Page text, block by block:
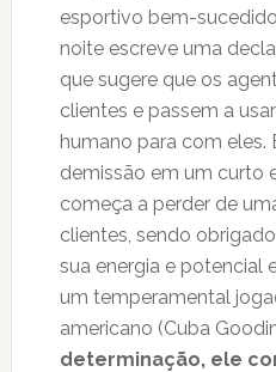
esportivo bem-
noite escreve uma
que sugere que os
clientes e passem a
humano para com
demissão em um curto
começa a perder de
clientes, sendo
sua energia e potencial
um temperamental
americano (Cuba
determinação, ele